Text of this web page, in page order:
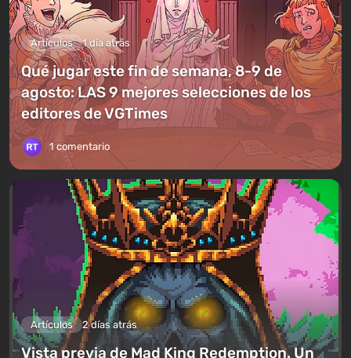
Artículos 1 día atrás
Qué jugar este fin de semana, 8-9 de
agosto: LAS 9 mejores selecciones de los
editores de VGTimes
1 comentario
Artículos 2 días atrás
Vista previa de Mad King Redemption. Un